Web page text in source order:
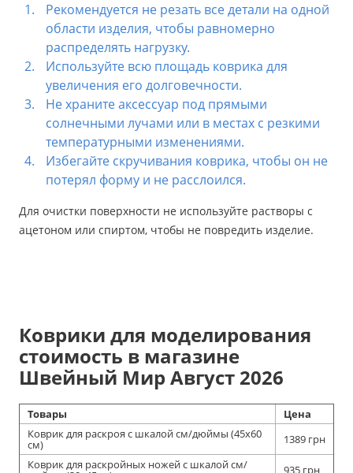
Рекомендуется не резать все детали на одной
области изделия, чтобы равномерно
распределять нагрузку.
Используйте всю площадь коврика для
увеличения его долговечности.
Не храните аксессуар под прямыми
солнечными лучами или в местах с резкими
температурными изменениями.
Избегайте скручивания коврика, чтобы он не
потерял форму и не расслоился.
Для очистки поверхности не используйте растворы с
ацетоном или спиртом, чтобы не повредить изделие.
Коврики для моделирования
стоимость в магазине
Швейный Мир Август 2026
Товары
Цена
Коврик для раскроя с шкалой см/дюймы (45x60
см)
1389 грн
Коврик для раскройных ножей с шкалой см/
935 грн